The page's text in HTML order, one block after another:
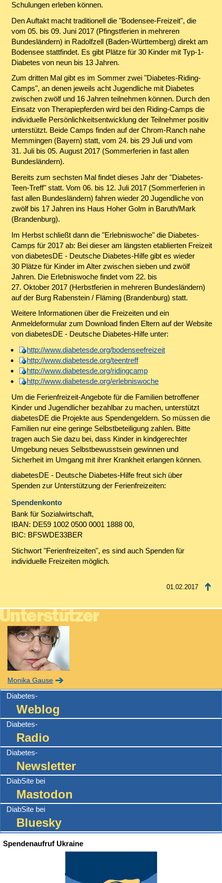
Schulungen erleben können.
Den Auftakt macht traditionell die "Bodensee-Freizeit", die
vom 05. bis 09. Juni 2017 (Pfingstferien in mehreren
Bundesländern) in Radolfzell (Baden-Württemberg) direkt am
Bodensee stattfindet. Es gibt Plätze für 30 Kinder mit Typ-1-
Diabetes von neun bis 13 Jahren.
Zum dritten Mal gibt es im Sommer zwei "Diabetes-Riding-
Camps", an denen jeweils acht Jugendliche mit Diabetes
zwischen zwölf und 16 Jahren teilnehmen können. Durch den
Einsatz von Therapiepferden wird bei den Riding-Camps die
individuelle Persönlichkeitsentwicklung der Teilnehmer positiv
unterstützt. Beide Camps finden auf der Chrom-Ranch nahe
Memmingen (Bayern) statt, vom 24. bis 29 Juli und vom
31. Juli bis 05. August 2017 (Sommerferien in fast allen
Bundesländern).
Bereits zum sechsten Mal findet dieses Jahr der "Diabetes-
Teen-Treff" statt. Vom 06. bis 12. Juli 2017 (Sommerferien in
fast allen Bundesländern) fahren wieder 20 Jugendliche von
zwölf bis 17 Jahren ins Haus Hoher Golm in Baruth/Mark
(Brandenburg).
Im Herbst schließt dann die "Erlebniswoche" die Diabetes-
Camps für 2017 ab: Bei dieser am längsten etablierten Freizeit
von diabetesDE - Deutsche Diabetes-Hilfe gibt es wieder
30 Plätze für Kinder im Alter zwischen sieben und zwölf
Jahren. Die Erlebniswoche findet vom 22. bis
27. Oktober 2017 (Herbstferien in mehreren Bundesländern)
auf der Burg Rabenstein / Fläming (Brandenburg) statt.
Weitere Informationen über die Freizeiten und ein
Anmeldeformular zum Download finden Eltern auf der Website
von diabetesDE - Deutsche Diabetes-Hilfe unter:
http://www.diabetesde.org/bodenseefreizeit
http://www.diabetesde.org/teentreff
http://www.diabetesde.org/ridingcamp
http://www.diabetesde.org/erlebniswoche
Um die Ferienfreizeit-Angebote für die Familien betroffener
Kinder und Jugendlicher bezahlbar zu machen, unterstützt
diabetesDE die Projekte aus Spendengeldern. So müssen die
Familien nur eine geringe Selbstbeteiligung zahlen. Bitte
tragen auch Sie dazu bei, dass Kinder in kindgerechter
Umgebung neues Selbstbewusstsein gewinnen und
Sicherheit im Umgang mit ihrer Krankheit erlangen können.
diabetesDE - Deutsche Diabetes-Hilfe freut sich über
Spenden zur Unterstützung der Ferienfreizeiten:
Spendenkonto
Bank für Sozialwirtschaft,
IBAN: DE59 1002 0500 0001 1888 00,
BIC: BFSWDE33BER
Stichwort "Ferienfreizeiten", es sind auch Spenden für
individuelle Freizeiten möglich.
01.02.2017
Monika Gause
Diabetes-
Weblog
Diabetes-
Radio
Diabetes-
Newsletter
DiabSite bei
Mastodon
DiabSite bei
Bluesky
Spendenaufruf Ukraine